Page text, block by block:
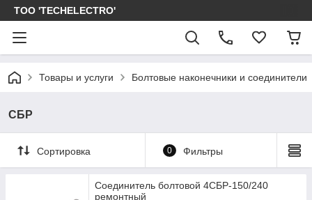
ТОО 'TECHELECTRO'
Товары и услуги Болтовые наконечники и соединители
СБР
Сортировка 0 Фильтры
Соединитель болтовой 4СБР-150/240
ремонтный